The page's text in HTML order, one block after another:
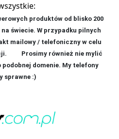
produktów od blisko 200
świecie. W przypadku pilnych
mailowy / telefoniczny w celu
Prosimy również nie mylić
podobnej domenie. My telefony
sprawne :)